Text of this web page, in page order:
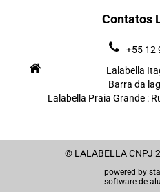
Contatos
+55 12
Lalabella
Barra da
Lalabella Praia Grande :
© LALABELLA CNPJ
powered by
software de